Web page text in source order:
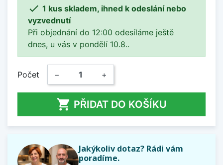
 1 kus skladem, ihned k odeslání nebo
vyzvednutí
Při objednání do 12:00 odesíláme ještě
dnes, u vás v pondělí 10.8..
Počet − +
 PŘIDAT DO KOŠÍKU
Jakýkoliv dotaz? Rádi vám
poradíme.